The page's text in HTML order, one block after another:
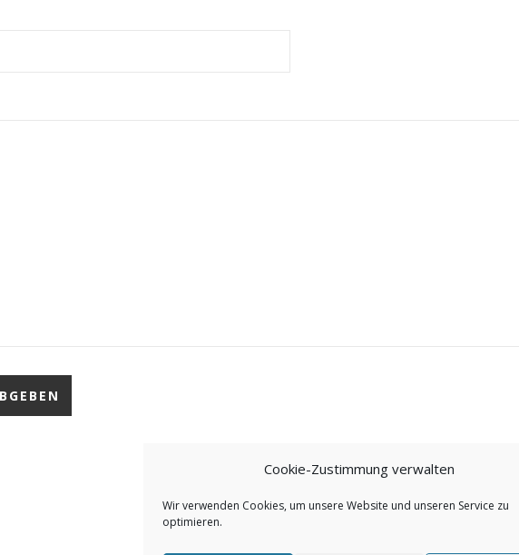
Cookie-Zustimmung verwalten
Wir verwenden Cookies, um unsere Website und unseren Service zu
optimieren.